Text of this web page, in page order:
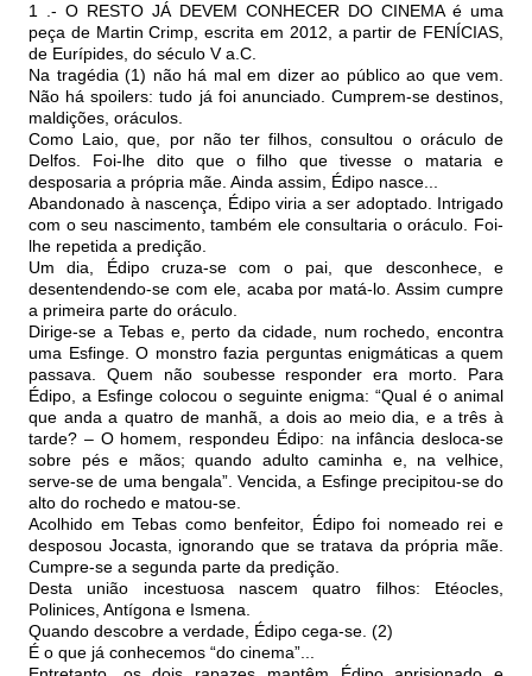
1 .- O RESTO JÁ DEVEM CONHECER DO CINEMA é uma
peça de Martin Crimp, escrita em 2012, a partir de FENÍCIAS,
de Eurípides, do século V a.C.
Na tragédia (1) não há mal em dizer ao público ao que vem.
Não há spoilers: tudo já foi anunciado. Cumprem-se destinos,
maldições, oráculos.
Como Laio, que, por não ter filhos, consultou o oráculo de
Delfos. Foi-lhe dito que o filho que tivesse o mataria e
desposaria a própria mãe. Ainda assim, Édipo nasce...
Abandonado à nascença, Édipo viria a ser adoptado. Intrigado
com o seu nascimento, também ele consultaria o oráculo. Foi-
lhe repetida a predição.
Um dia, Édipo cruza-se com o pai, que desconhece, e
desentendendo-se com ele, acaba por matá-lo. Assim cumpre
a primeira parte do oráculo.
Dirige-se a Tebas e, perto da cidade, num rochedo, encontra
uma Esfinge. O monstro fazia perguntas enigmáticas a quem
passava. Quem não soubesse responder era morto. Para
Édipo, a Esfinge colocou o seguinte enigma: “Qual é o animal
que anda a quatro de manhã, a dois ao meio dia, e a três à
tarde? – O homem, respondeu Édipo: na infância desloca-se
sobre pés e mãos; quando adulto caminha e, na velhice,
serve-se de uma bengala”. Vencida, a Esfinge precipitou-se do
alto do rochedo e matou-se.
Acolhido em Tebas como benfeitor, Édipo foi nomeado rei e
desposou Jocasta, ignorando que se tratava da própria mãe.
Cumpre-se a segunda parte da predição.
Desta união incestuosa nascem quatro filhos: Etéocles,
Polinices, Antígona e Ismena.
Quando descobre a verdade, Édipo cega-se. (2)
É o que já conhecemos “do cinema”...